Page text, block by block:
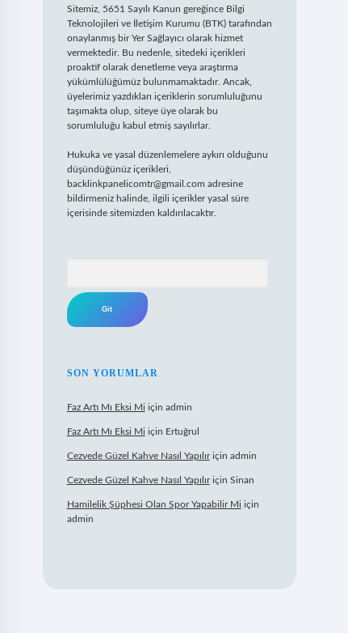
Sitemiz, 5651 Sayılı Kanun gereğince Bilgi
Teknolojileri ve İletişim Kurumu (BTK) tarafından
onaylanmış bir Yer Sağlayıcı olarak hizmet
vermektedir. Bu nedenle, sitedeki içerikleri
proaktif olarak denetleme veya araştırma
yükümlülüğümüz bulunmamaktadır. Ancak,
üyelerimiz yazdıkları içeriklerin sorumluluğunu
taşımakta olup, siteye üye olarak bu
sorumluluğu kabul etmiş sayılırlar.
Hukuka ve yasal düzenlemelere aykırı olduğunu
düşündüğünüz içerikleri,
backlinkpanelicomtr@gmail.com adresine
bildirmeniz halinde, ilgili içerikler yasal süre
içerisinde sitemizden kaldırılacaktır.
SON YORUMLAR
Faz Artı Mı Eksi Mi için admin
Faz Artı Mı Eksi Mi için Ertuğrul
Cezvede Güzel Kahve Nasıl Yapılıriçin admin
Cezvede Güzel Kahve Nasıl Yapılıriçin Sinan
Hamilelik Şüphesi Olan Spor Yapabilir Mi için
admin